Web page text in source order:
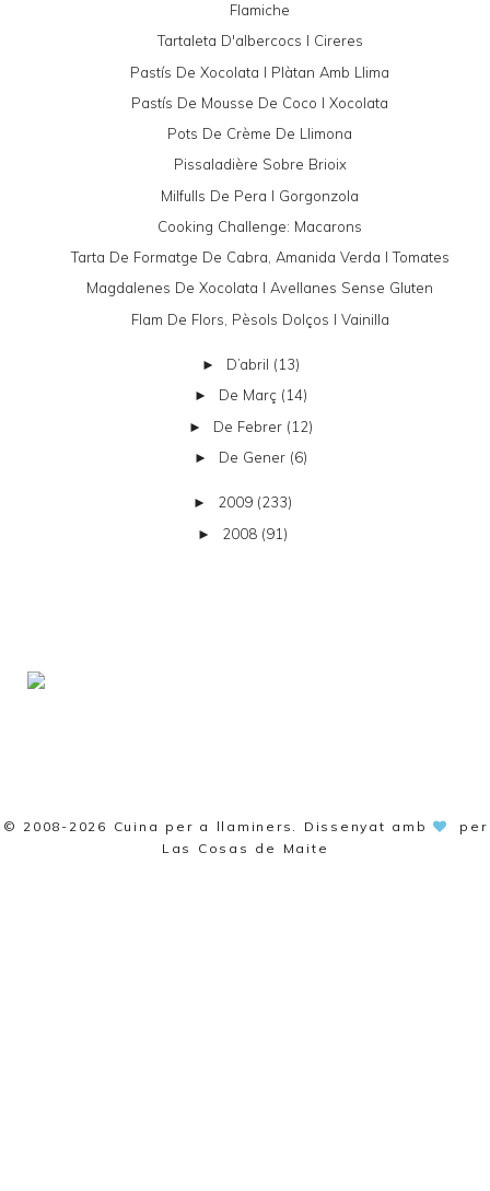
Flamiche
Tartaleta D'albercocs I Cireres
Pastís De Xocolata I Plàtan Amb Llima
Pastís De Mousse De Coco I Xocolata
Pots De Crème De Llimona
Pissaladière Sobre Brioix
Milfulls De Pera I Gorgonzola
Cooking Challenge: Macarons
Tarta De Formatge De Cabra, Amanida Verda I Tomates
Magdalenes De Xocolata I Avellanes Sense Gluten
Flam De Flors, Pèsols Dolços I Vainilla
► D’abril (13)
► De Març (14)
► De Febrer (12)
► De Gener (6)
► 2009 (233)
► 2008 (91)
© 2008-2026 Cuina per a llaminers . Dissenyat amb
per
Las Cosas de Maite